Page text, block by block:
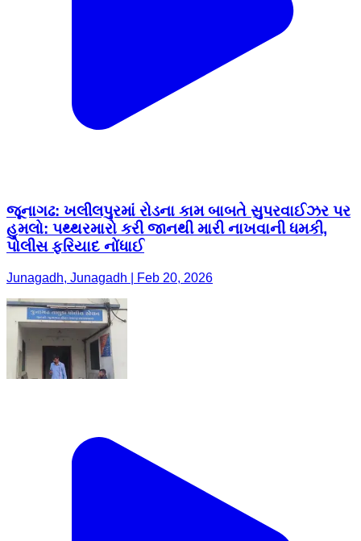
જૂનાગઢ: ખલીલપુરમાં રોડના કામ બાબતે સુપરવાઈઝર પર
હુમલો: પથ્થરમારો કરી જાનથી મારી નાખવાની ધમકી,
પોલીસ ફરિયાદ નોંધાઈ
Junagadh, Junagadh | Feb 20, 2026